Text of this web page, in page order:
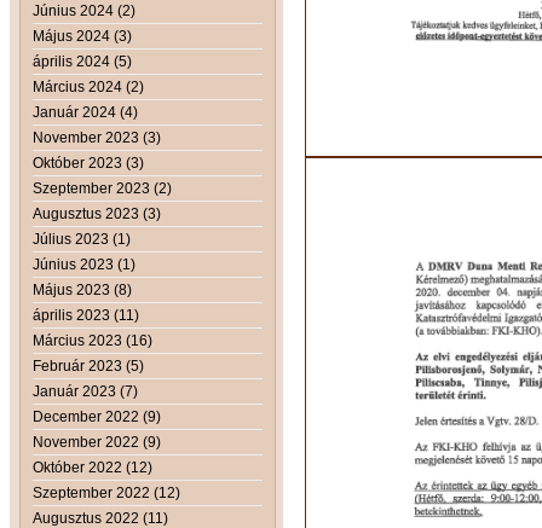
Június 2024 (2)
Május 2024 (3)
április 2024 (5)
Március 2024 (2)
Január 2024 (4)
November 2023 (3)
Október 2023 (3)
Szeptember 2023 (2)
Augusztus 2023 (3)
Július 2023 (1)
Június 2023 (1)
Május 2023 (8)
április 2023 (11)
Március 2023 (16)
Február 2023 (5)
Január 2023 (7)
December 2022 (9)
November 2022 (9)
Október 2022 (12)
Szeptember 2022 (12)
Augusztus 2022 (11)